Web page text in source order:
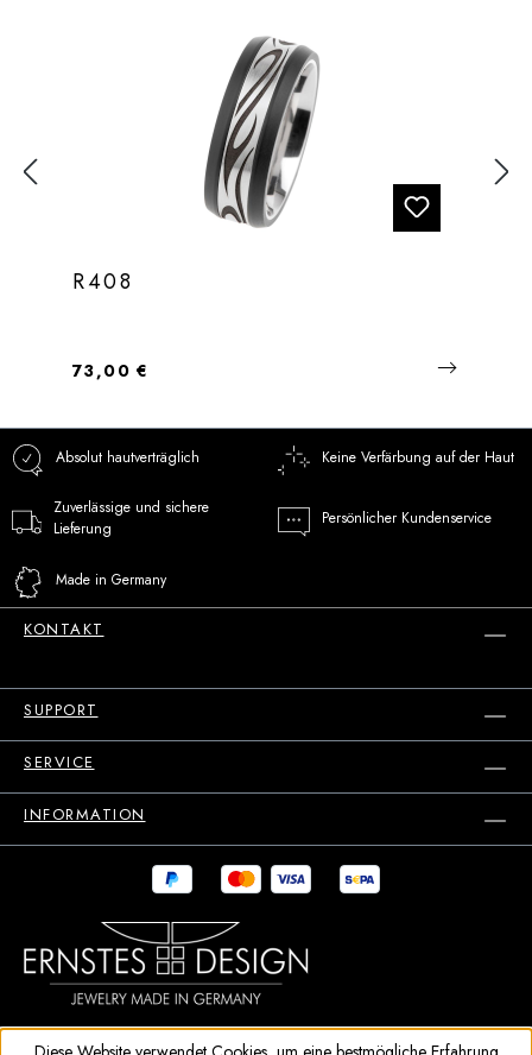
R408
Regulärer Preis:
73,00 €
Absolut hautverträglich Keine Verfärbung auf der Haut
Zuverlässige und sichere
Lieferung
Persönlicher Kundenservice
Made in Germany
KONTAKT
SUPPORT
SERVICE
INFORMATION